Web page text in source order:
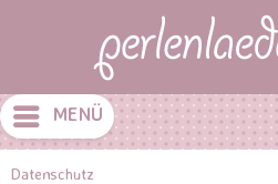
MENÜ
Datenschutz